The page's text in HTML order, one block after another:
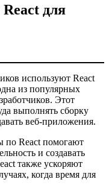
для
используют React
из популярных
Этот
выполнять сборку
веб-приложения.
по React помогают
и создавать
также ускоряют
когда время для